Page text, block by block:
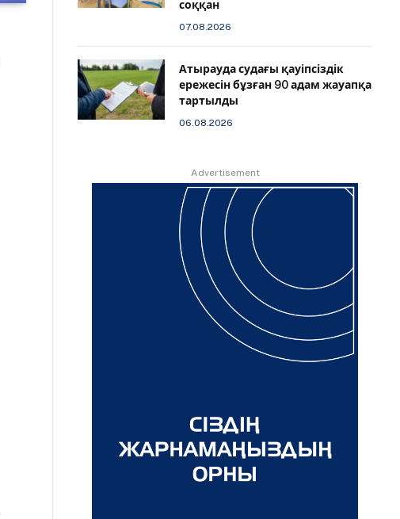
соққан
07.08.2026
Атырауда судағы қауіпсіздік
ережесін бұзған 90 адам жауапқа
тартылды
06.08.2026
Advertisement